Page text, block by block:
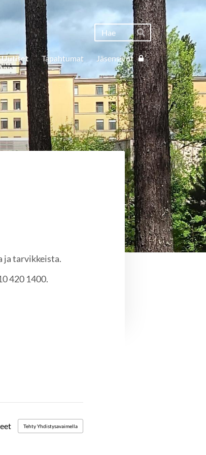
Haku
Hae
Uutiset Tapahtumat Jäsensivut
ja tarvikkeista.
420 1400.
Tehty Yhdistysavaimella